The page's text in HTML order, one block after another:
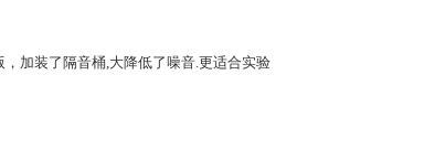
加装了隔音桶,大降低了噪音.更适合实验